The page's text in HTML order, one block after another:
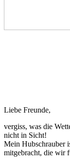
Liebe Freunde,
vergiss, was die
nicht in Sicht!
Mein Hubschrauber
mitgebracht, die wir